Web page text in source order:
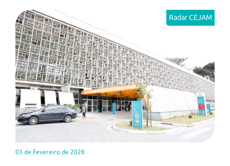
Radar CEJAM
03 de Fevereiro de 2026